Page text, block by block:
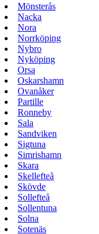
Mönsterås
Nacka
Nora
Norrköping
Nybro
Nyköping
Orsa
Oskarshamn
Ovanåker
Partille
Ronneby
Sala
Sandviken
Sigtuna
Simrishamn
Skara
Skellefteå
Skövde
Sollefteå
Sollentuna
Solna
Sotenäs